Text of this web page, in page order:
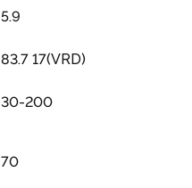
5.9
83.7 17(VRD)
30-200
70